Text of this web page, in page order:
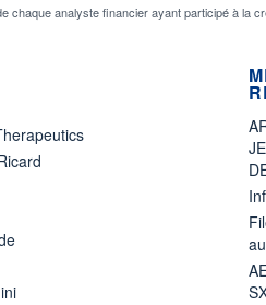
analyste financier ayant participé à la